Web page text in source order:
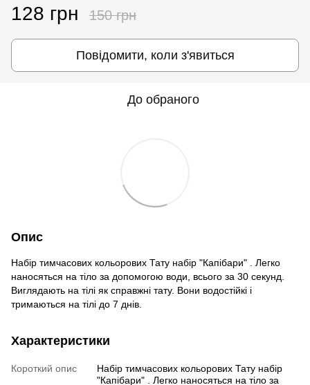
128 грн 150 грн
Повідомити, коли з'явиться
До обраного
Опис
Набір тимчасових кольорових Тату набір "Капібари" . Легко
наносяться на тіло за допомогою води, всього за 30 секунд.
Виглядають на тілі як справжні тату. Вони водостійкі і
тримаються на тілі до 7 днів.
Характеристики
Короткий опис
Набір тимчасових кольорових Тату набір
"Капібари" . Легко наносяться на тіло за